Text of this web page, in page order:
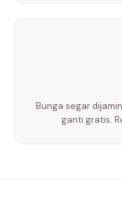
Bunga segar
ganti gratis.